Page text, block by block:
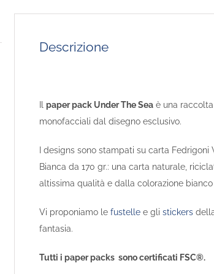
Descrizione
Il paper pack Under The Sea è una
monofacciali dal disegno esclusivo.
I designs sono stampati su carta Fedrigoni
Bianca da 170 gr.: una carta naturale,
altissima qualità e dalla colorazione
Vi proponiamo le fustelle e gli stickers
fantasia.
Tutti i paper packs sono certificati FSC®.